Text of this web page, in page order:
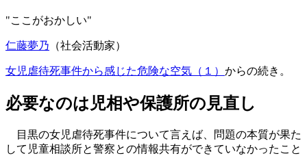
"ここがおかしい"
仁藤夢乃 （社会活動家）
女児虐待死事件から感じた危険な空気（１） からの続き。
必要なのは児相や保護所の見直し
目黒の女児虐待死事件について言えば、問題の本質が果た
して 児童相談所と警察との情報共有ができていなかったこと